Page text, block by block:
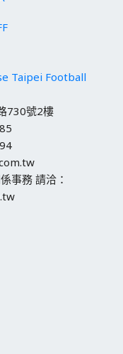
Taipei Football
730號2樓
事務 請洽：